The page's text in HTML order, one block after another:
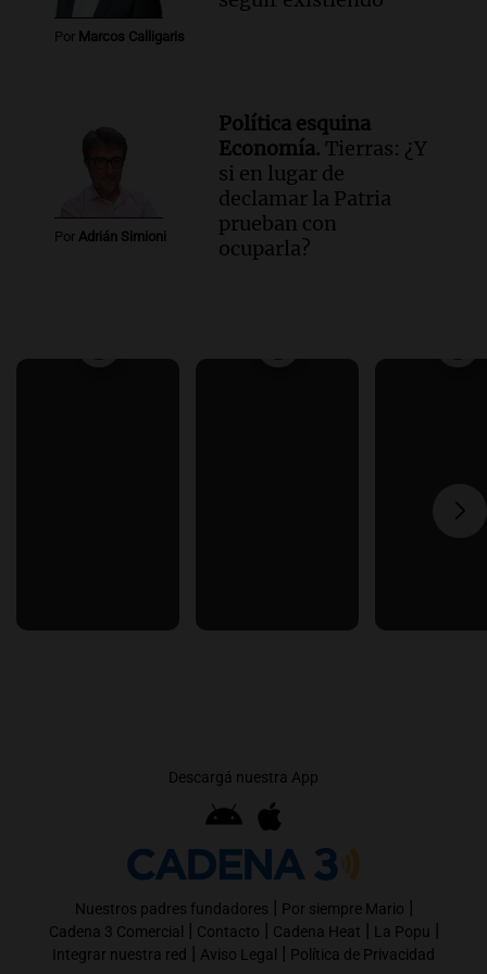
Por Marcos Calligaris
Por Adrián Simioni
Política esquina
Economía. Tierras: ¿Y
si en lugar de
declamar la Patria
prueban con
ocuparla?
Descargá nuestra App
Nuestros padres fundadores | Por siempre Mario |
Cadena 3 Comercial | Contacto | Cadena Heat | La Popu |
Integrar nuestra red | Aviso Legal | Política de Privacidad